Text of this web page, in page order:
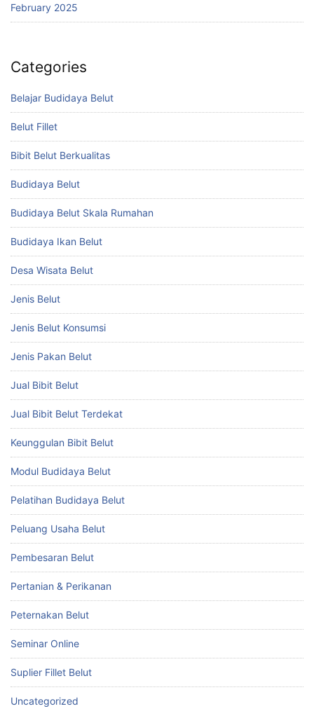
February 2025
Categories
Belajar Budidaya Belut
Belut Fillet
Bibit Belut Berkualitas
Budidaya Belut
Budidaya Belut Skala Rumahan
Budidaya Ikan Belut
Desa Wisata Belut
Jenis Belut
Jenis Belut Konsumsi
Jenis Pakan Belut
Jual Bibit Belut
Jual Bibit Belut Terdekat
Keunggulan Bibit Belut
Modul Budidaya Belut
Pelatihan Budidaya Belut
Peluang Usaha Belut
Pembesaran Belut
Pertanian & Perikanan
Peternakan Belut
Seminar Online
Suplier Fillet Belut
Uncategorized